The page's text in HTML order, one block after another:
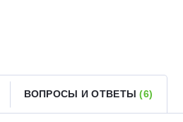
ВОПРОСЫ И ОТВЕТЫ(6)